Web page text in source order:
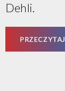
Dehli.
PRZECZYTAJ